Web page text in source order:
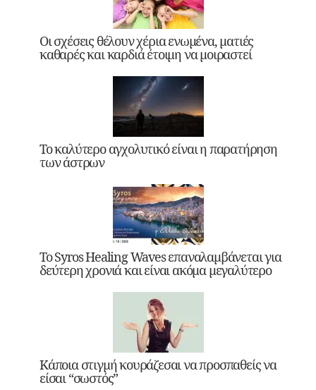
Οι σχέσεις θέλουν χέρια ενωμένα, ματιές
καθαρές και καρδιά έτοιμη να μοιραστεί
Το καλύτερο αγχολυτικό είναι η παρατήρηση
των άστρων
Το Syros Healing Waves επαναλαμβάνεται για
δεύτερη χρονιά και είναι ακόμα μεγαλύτερο
Κάποια στιγμή κουράζεσαι να προσπαθείς να
είσαι “σωστός”